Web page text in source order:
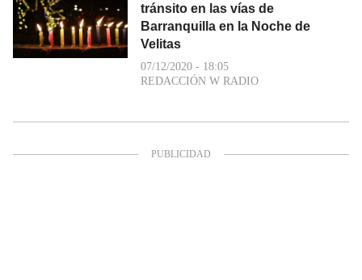
tránsito en las vías de
Barranquilla en la Noche de
Velitas
07/12/2020 - 18:05
REDACCIÓN W RADIO